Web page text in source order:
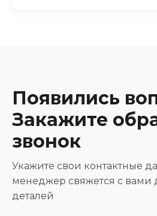
Появились
Закажите
звонок
Укажите свои контактные
менеджер свяжется с вами
деталей